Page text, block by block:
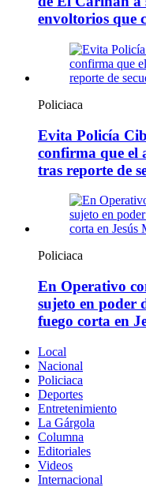
envoltorios que
Policiaca
Evita Policía
confirma que el
tras reporte de
Policiaca
En Operativo
sujeto en poder
fuego corta en
Local
Nacional
Policiaca
Deportes
Entretenimiento
La Gárgola
Columna
Editoriales
Videos
Internacional